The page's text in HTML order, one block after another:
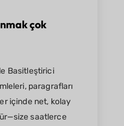
çok
Basitleştirici
paragrafları
içinde net, kolay
saatlerce